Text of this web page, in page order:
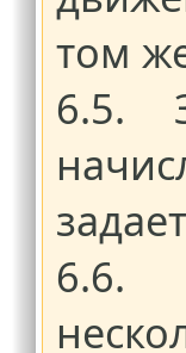
том
6.5.
6.6.